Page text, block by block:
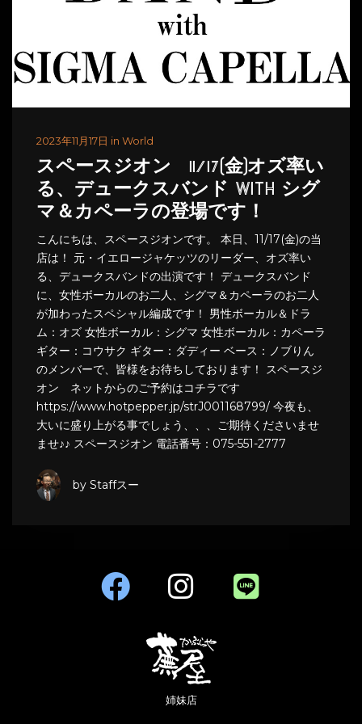
2023年11月17日 in World
スペースジオン 11/17(金)オズ率い
る、デュークスバンド WITH シグ
マ＆カペーラの登場です！
こんにちは、スペースジオンです。 本日、11/17(金)の当
店は！ 元・イエロージャケッツのリーダー、オズ率い
る、デュークスバンドの出演です！ デュークスバンド
に、女性ボーカルのお二人、シグマ＆カペーラのお二人
が加わったスペシャル編成です！ 男性ボーカル＆ドラ
ム：オズ 女性ボーカル：シグマ 女性ボーカル：カペーラ
ギター：コウサク ギター：ダディー ベース：ノブりん
のメンバーで、皆様をお待ちしております！ スペースジ
オン ネットからのご予約はコチラです
https://www.hotpepper.jp/strJ001168799/ 今夜も、
大いに盛り上がる事でしょう、、、ご期待くださいませ
ませ♪♪ スペースジオン 電話番号：075-551-2777
by Staffスー
姉妹店